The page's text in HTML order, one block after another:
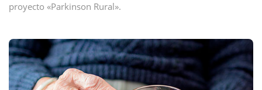
proyecto «Parkinson Rural».